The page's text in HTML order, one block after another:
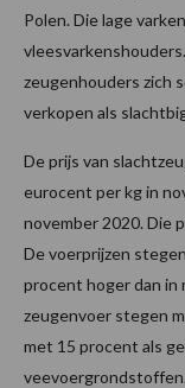
Polen. Die lage
zeugenhouders zich
verkopen als
De prijs van
eurocent per kg in
november 2020. Die
De voerprijzen
procent hoger dan in
zeugenvoer stegen
met 15 procent als